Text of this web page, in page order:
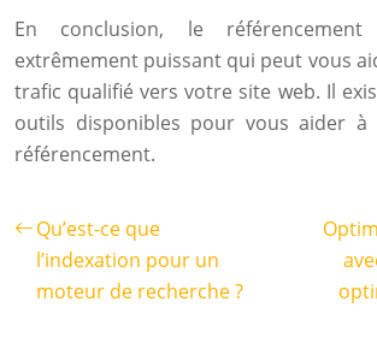
En conclusion, le
extrêmement puissant qui peut vous
trafic qualifié vers votre site web. Il
outils disponibles pour vous aider à
référencement.
Qu’est-ce que
l’indexation pour un
moteur de recherche ?